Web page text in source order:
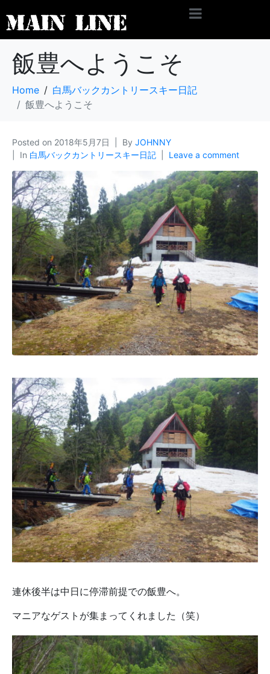
飯豊へようこそ
Home
白馬バックカントリースキー日記
飯豊へようこそ
Posted on 2018年5月7日 By JOHNNY
In 白馬バックカントリースキー日記 Leave a comment
連休後半は中日に停滞前提での飯豊へ。
マニアなゲストが集まってくれました（笑）